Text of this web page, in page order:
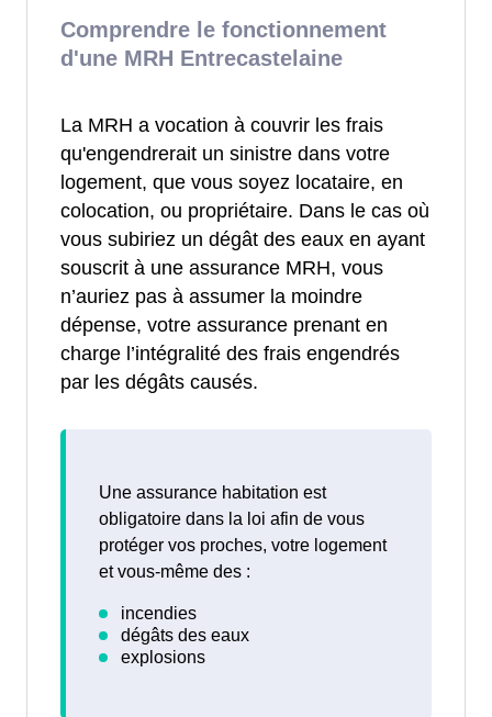
Comprendre le fonctionnement
d'une MRH Entrecastelaine
La MRH a vocation à couvrir les frais
qu'engendrerait un sinistre dans votre
logement, que vous soyez locataire, en
colocation, ou propriétaire. Dans le cas où
vous subiriez un dégât des eaux en ayant
souscrit à une assurance MRH, vous
n’auriez pas à assumer la moindre
dépense, votre assurance prenant en
charge l’intégralité des frais engendrés
par les dégâts causés.
Une assurance habitation est
obligatoire dans la loi afin de vous
protéger vos proches, votre logement
et vous-même des :